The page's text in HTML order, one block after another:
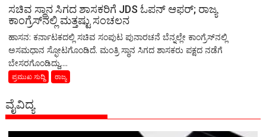
ಸಚಿವ ಸ್ಥಾನ ಸಿಗದ ಶಾಸಕರಿಗೆ JDS ಓಪನ್ ಆಫರ್; ರಾಜ್ಯ
ಕಾಂಗ್ರೆಸ್‌ನಲ್ಲಿ ಮತ್ತಷ್ಟು ಸಂಚಲನ
ಹಾಸನ: ಕರ್ನಾಟಕದಲ್ಲಿ ಸಚಿವ ಸಂಪುಟ ಪುನಾರಚನೆ ಬೆನ್ನಲ್ಲೇ ಕಾಂಗ್ರೆಸ್​​​​ನಲ್ಲಿ
ಅಸಮಧಾನ ಸ್ಫೋಟಗೊಂಡಿದೆ. ಮಂತ್ರಿ ಸ್ಥಾನ ಸಿಗದ ಶಾಸಕರು ಪಕ್ಷದ ನಡೆಗೆ
ಬೇಸರಗೊಂಡಿದ್ದು,...
ಪ್ರಮುಖ ಸುದ್ದಿ ರಾಜ್ಯ
ವೈವಿದ್ಯ